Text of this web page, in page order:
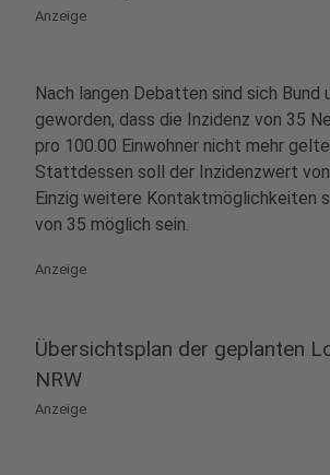
Anzeige
Nach langen Debatten sind sich Bund
geworden, dass die Inzidenz von 35
pro 100.00 Einwohner nicht mehr
Stattdessen soll der Inzidenzwert
Einzig weitere Kontaktmöglichkeiten
von 35 möglich sein.
Anzeige
Übersichtsplan der geplanten
NRW
Anzeige